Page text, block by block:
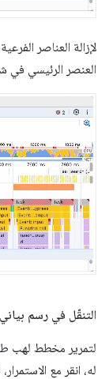
لإزالة العناصر
العنصر الرئيسي في
التنقّل في رسم
لتمرير مخطط لهب
له، انقر مع